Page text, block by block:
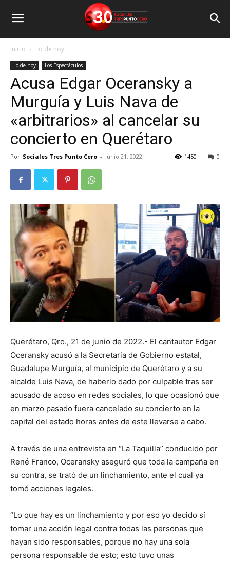
Inicio Lo de hoy
Lo de hoy Los Espectáculos
Acusa Edgar Oceransky a
Murguía y Luis Nava de
«arbitrarios» al cancelar su
concierto en Querétaro
Por Sociales Tres Punto Cero - junio 21, 2022 0
1450
Querétaro, Qro., 21 de junio de 2022.- El cantautor Edgar
Oceransky acusó a la Secretaria de Gobierno estatal,
Guadalupe Murguía, al municipio de Querétaro y a su
alcalde Luis Nava, de haberlo dado por culpable tras ser
acusado de acoso en redes sociales, lo que ocasionó que
en marzo pasado fuera cancelado su concierto en la
capital del estado horas antes de este llevarse a cabo.
A través de una entrevista en “La Taquilla” conducido por
René Franco, Oceransky aseguró que toda la campaña en
su contra, se trató de un linchamiento, ante el cual ya
tomó acciones legales.
“Lo que hay es un linchamiento y por eso yo decido sí
tomar una acción legal contra todas las personas que
hayan sido responsables, porque no hay una sola
persona responsable de esto; esto tuvo unas